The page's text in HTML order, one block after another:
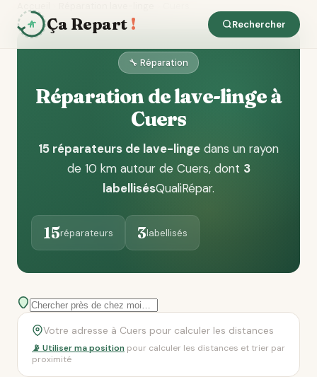
Ça Repart ! Rechercher
🔧 Réparation
Réparation de lave-linge à
Cuers
15 réparateurs de lave-linge dans un rayon
de 10 km autour de Cuers, dont 3
labellisésQualiRépar.
15réparateurs 3labellisés
📡 Utiliser ma position pour calculer les distances et trier par
proximité